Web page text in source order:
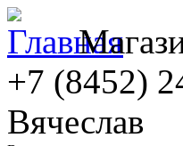
+7 (8452)
Вячеслав